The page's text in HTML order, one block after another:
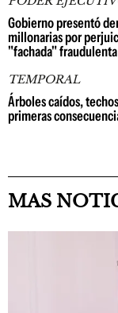
Gobierno presentó
millonarias por
"fachada"
TEMPORAL
Árboles caídos,
primeras
MAS